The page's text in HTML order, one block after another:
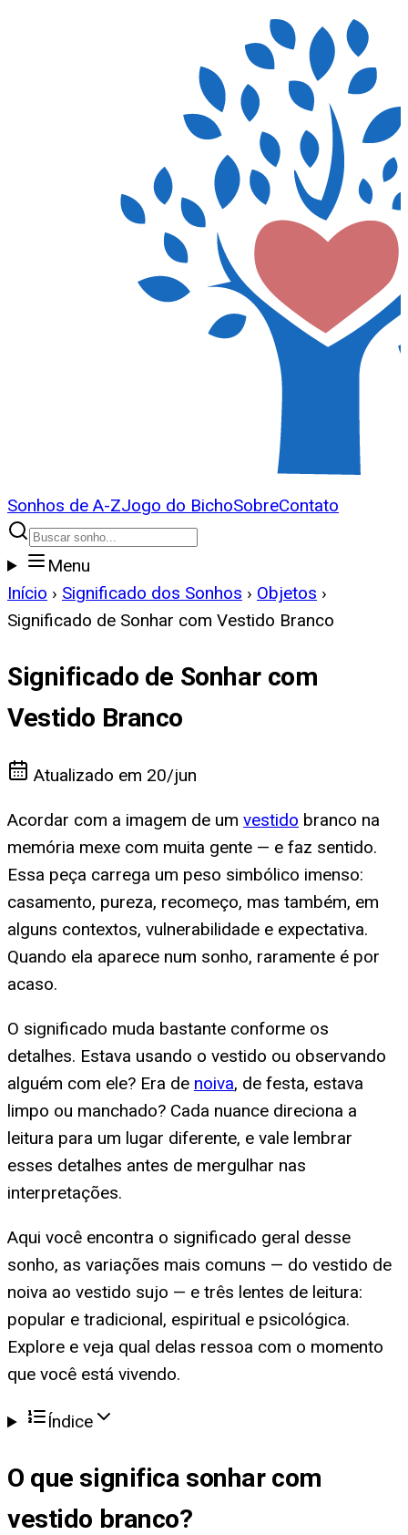
Sonhos de A-ZJogo do BichoSobreContato
Menu
Início › Significado dos Sonhos › Objetos ›
Significado de Sonhar com Vestido Branco
Significado de Sonhar com
Vestido Branco
Atualizado em 20/jun
Acordar com a imagem de um vestido branco na
memória mexe com muita gente — e faz sentido.
Essa peça carrega um peso simbólico imenso:
casamento, pureza, recomeço, mas também, em
alguns contextos, vulnerabilidade e expectativa.
Quando ela aparece num sonho, raramente é por
acaso.
O significado muda bastante conforme os
detalhes. Estava usando o vestido ou observando
alguém com ele? Era de noiva, de festa, estava
limpo ou manchado? Cada nuance direciona a
leitura para um lugar diferente, e vale lembrar
esses detalhes antes de mergulhar nas
interpretações.
Aqui você encontra o significado geral desse
sonho, as variações mais comuns — do vestido de
noiva ao vestido sujo — e três lentes de leitura:
popular e tradicional, espiritual e psicológica.
Explore e veja qual delas ressoa com o momento
que você está vivendo.
Índice
O que significa sonhar com
vestido branco?